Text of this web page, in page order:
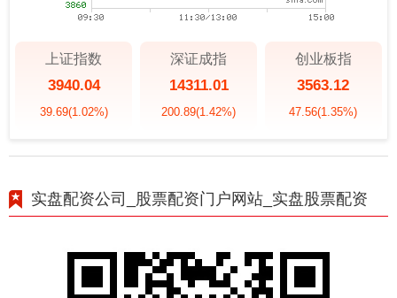
上证指数
3940.04
39.69(1.02%)
深证成指
14311.01
200.89(1.42%)
创业板指
3563.12
47.56(1.35%)
实盘配资公司_股票配资门户网站_实盘股票配资